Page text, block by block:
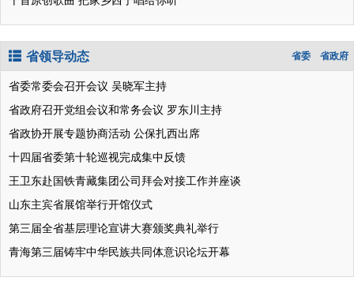
省领导动态 省政府
省委
省委常委会召开会议 吴晓军主持
省政府召开党组会议和常务会议 罗东川主持
省政协开展专题协商活动 公保扎西出席
十四届省委第十轮巡视完成集中反馈
王卫东赴国铁青藏集团公司拜会对接工作并座谈
山东主宾省展馆举行开馆仪式
第三届全省基层理论宣讲大赛颁奖典礼举行
青海第三届铸牢中华民族共同体意识论坛开幕